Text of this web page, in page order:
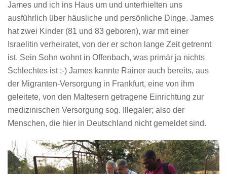
James und ich ins Haus um und unterhielten uns
ausführlich über häusliche und persönliche Dinge. James
hat zwei Kinder (81 und 83 geboren), war mit einer
Israelitin verheiratet, von der er schon lange Zeit getrennt
ist. Sein Sohn wohnt in Offenbach, was primär ja nichts
Schlechtes ist ;-) James kannte Rainer auch bereits, aus
der Migranten-Versorgung in Frankfurt, eine von ihm
geleitete, von den Maltesern getragene Einrichtung zur
medizinischen Versorgung sog. Illegaler; also der
Menschen, die hier in Deutschland nicht gemeldet sind.